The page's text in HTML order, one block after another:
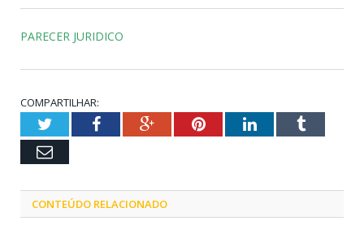
PARECER JURIDICO
COMPARTILHAR:
TwitterFacebookGoogle+PinterestLinkedInTumblr
Email
CONTEÚDO RELACIONADO